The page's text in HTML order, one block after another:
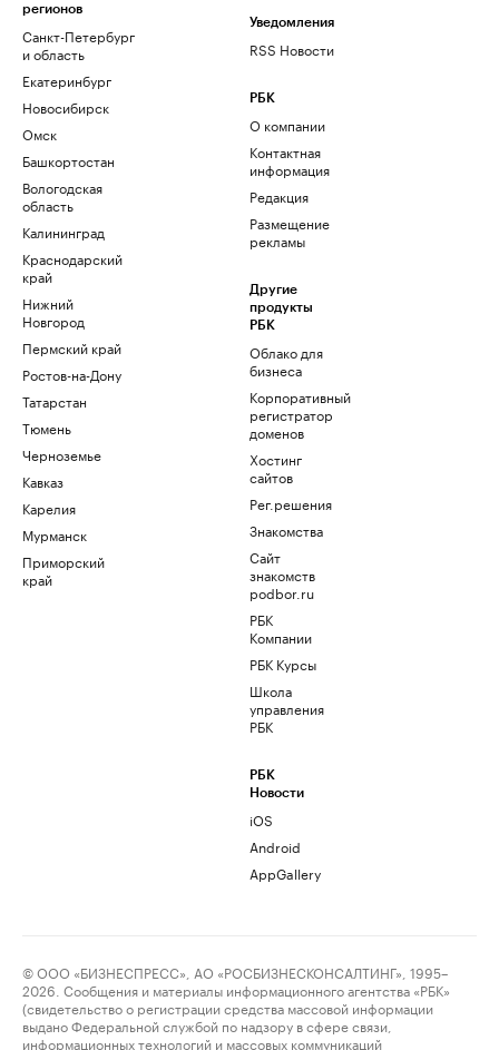
регионов
Санкт-Петербург
и область
Екатеринбург
Новосибирск
Омск
Башкортостан
Вологодская
область
Калининград
Краснодарский
край
Нижний
Новгород
Пермский край
Ростов-на-Дону
Татарстан
Тюмень
Черноземье
Кавказ
Карелия
Мурманск
Приморский
край
Уведомления
RSS Новости
РБК
О компании
Контактная
информация
Редакция
Размещение
рекламы
Другие
продукты
РБК
Облако для
бизнеса
Корпоративный
регистратор
доменов
Хостинг
сайтов
Рег.решения
Знакомства
Сайт
знакомств
podbor.ru
РБК
Компании
РБК Курсы
Школа
управления
РБК
РБК
Новости
iOS
Android
AppGallery
© ООО «БИЗНЕСПРЕСС», АО «РОСБИЗНЕСКОНСАЛТИНГ», 1995–
2026. Сообщения и материалы информационного агентства «РБК»
(свидетельство о регистрации средства массовой информации
выдано Федеральной службой по надзору в сфере связи,
информационных технологий и массовых коммуникаций